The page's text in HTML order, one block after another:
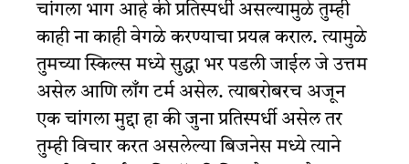
चांगला भाग आहे की प्रतिस्पर्धी असल्यामुळे तुम्ही
काही ना काही वेगळे करण्याचा प्रयत्न कराल. त्यामुळे
तुमच्या स्किल्स मध्ये सुद्धा भर पडली जाईल जे उत्तम
असेल आणि लॉंग टर्म असेल. त्याबरोबरच अजून
एक चांगला मुद्दा हा की जुना प्रतिस्पर्धी असेल तर
तुम्ही विचार करत असलेल्या बिजनेस मध्ये त्याने